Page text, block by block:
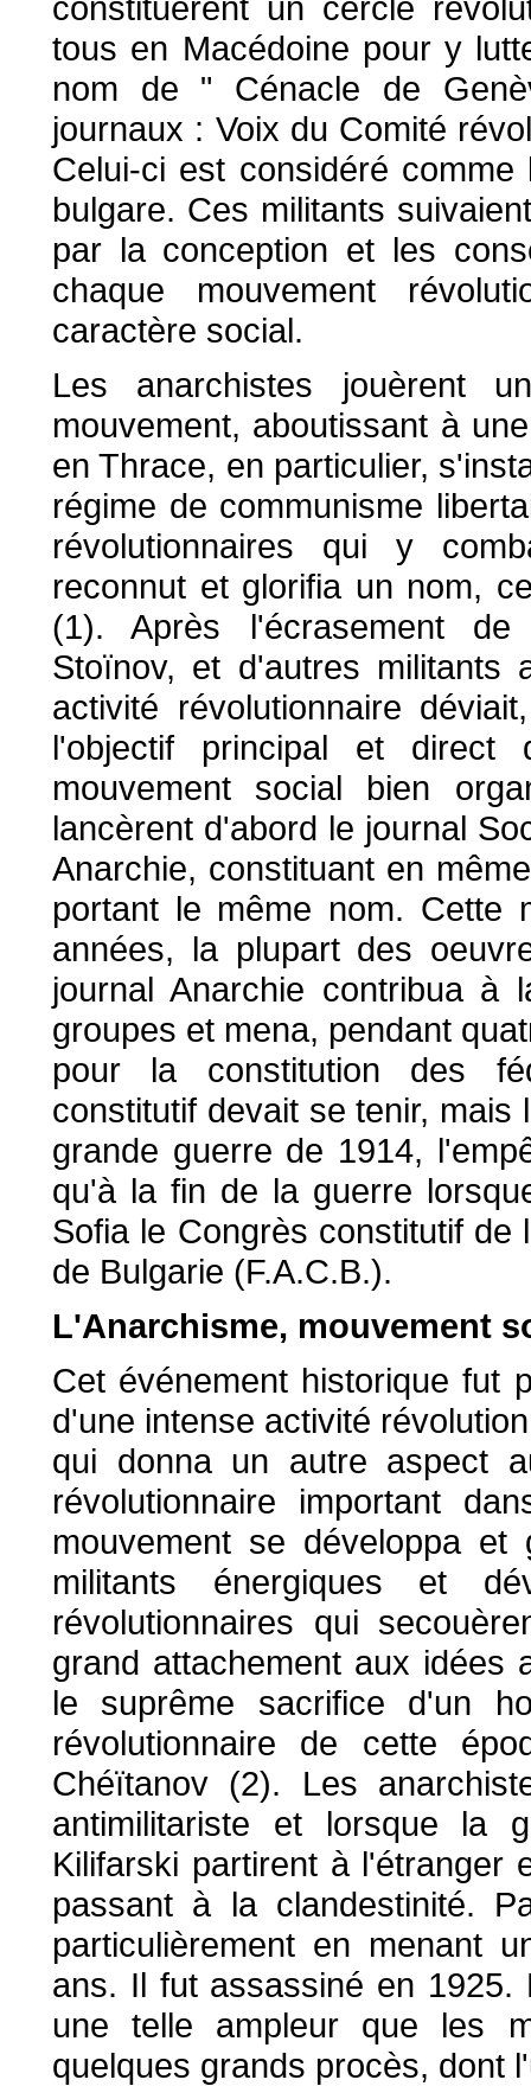
tous en Macédoine pour y
nom de " Cénacle de
journaux : Voix du Comité
Celui-ci est considéré
bulgare. Ces militants
par la conception et les
chaque mouvement
caractère social.
Les anarchistes jouèrent
mouvement, aboutissant à
en Thrace, en particulier,
régime de communisme
révolutionnaires qui y
reconnut et glorifia un nom,
(1). Après l'écrasement de
Stoïnov, et d'autres militants
activité révolutionnaire
l'objectif principal et
mouvement social bien
lancèrent d'abord le journal
Anarchie, constituant en
portant le même nom. Cette
années, la plupart des
journal Anarchie contribua à
groupes et mena, pendant
pour la constitution des
constitutif devait se tenir,
grande guerre de 1914,
qu'à la fin de la guerre
Sofia le Congrès constitutif de
de Bulgarie (F.A.C.B.).
L'Anarchisme, mouvement
Cet événement historique fut
d'une intense activité
qui donna un autre aspect
révolutionnaire important
mouvement se développa
militants énergiques et
révolutionnaires qui
grand attachement aux idées
le suprême sacrifice d'un
révolutionnaire de cette
Chéïtanov (2). Les
antimilitariste et lorsque la
Kilifarski partirent à l'étranger
passant à la clandestinité.
particulièrement en menant
ans. Il fut assassiné en 1925.
une telle ampleur que les
quelques grands procès, dont